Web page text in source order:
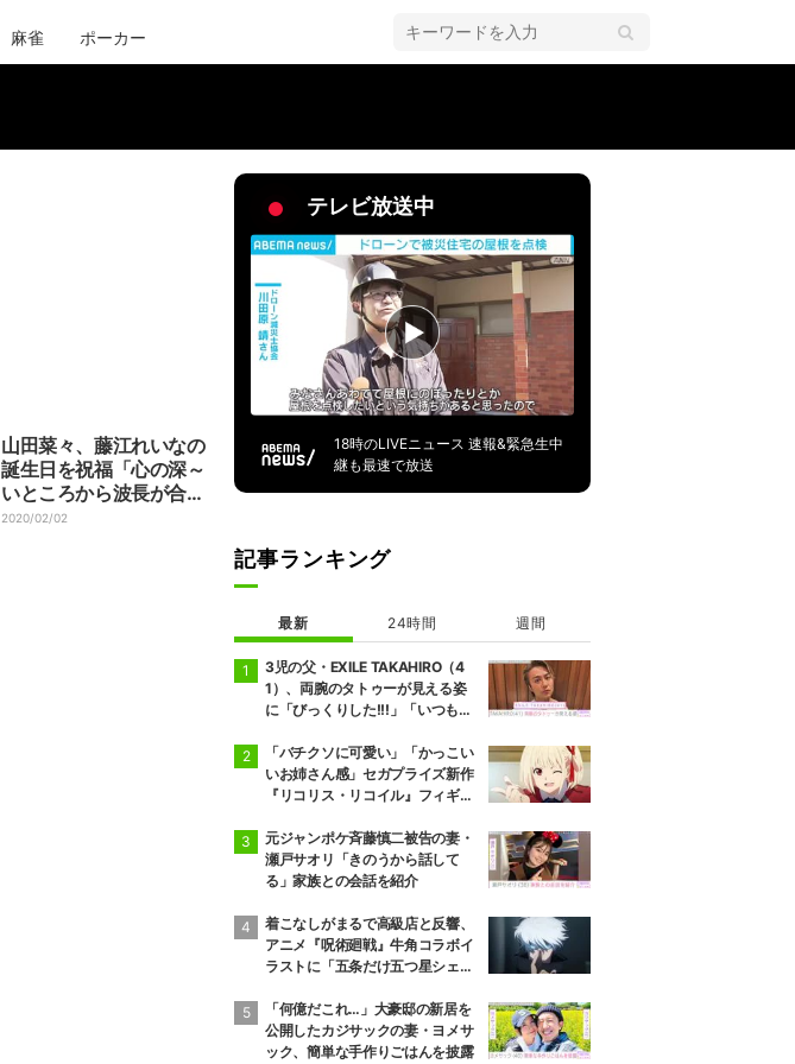
麻雀 ポーカー
山田菜々、藤江れいなの
誕生日を祝福「心の深～
いところから波長が合
う」
2020/02/02
テレビ放送中
18時のLIVEニュース 速報&緊急生中
継も最速で放送
記事ランキング
最新 24時間 週間
3児の父・EXILE TAKAHIRO（4
1）、両腕のタトゥーが見える姿
に「びっくりした!!!」「いつもと
の反響
「バチクソに可愛い」「かっこい
いお姉さん感」セガプライズ新作
『リコリス・リコイル』フィギュ
元ジャンポケ斉藤慎二被告の妻・
瀬戸サオリ「きのうから話して
る」家族との会話を紹介
着こなしがまるで高級店と反響、
アニメ『呪術廻戦』牛角コラボイ
ラストに「五条だけ五つ星シェ
「何億だこれ…」大豪邸の新居を
公開したカジサックの妻・ヨメサ
ック、簡単な手作りごはんを披露